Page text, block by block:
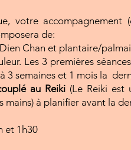
votre
de:
Chan et plantaire/
Les 3 premières
3 semaines et 1 mois la
au Reiki (Le Reiki est
mains) à planifier avant la
et 1h30